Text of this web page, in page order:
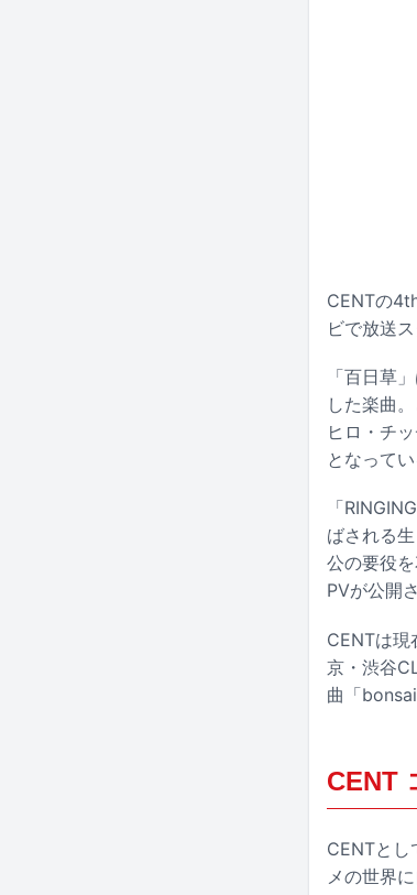
CENTの
ビで放送
「百日草
した楽曲
ヒロ・チ
となってい
「
ばされる
公の要役
PVが公開
CENTは
京・渋谷
曲「
CENT
CENTとし
メの世界